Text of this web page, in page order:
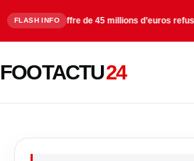
FLASH INFO
offre de 45 millions d’euros refusée pour
FOOTACTU24
accord avec